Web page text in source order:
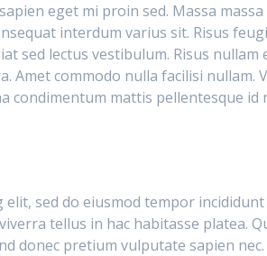
eget mi proin sed. Massa
interdum varius sit. Risus
sed lectus vestibulum. Risus nullam
Amet commodo nulla facilisi nullam.
condimentum mattis pellentesque
sed do eiusmod tempor
tellus in hac habitasse platea.
donec pretium vulputate sapien